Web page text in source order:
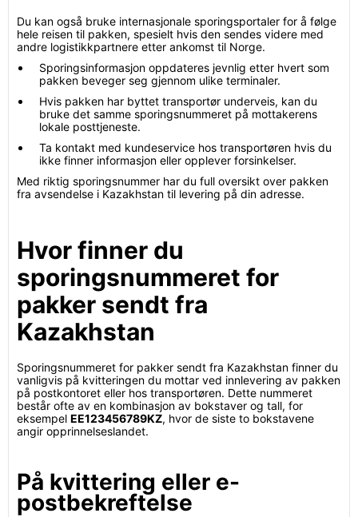
Du kan også bruke internasjonale sporingsportaler for å følge
hele reisen til pakken, spesielt hvis den sendes videre med
andre logistikkpartnere etter ankomst til Norge.
Sporingsinformasjon oppdateres jevnlig etter hvert som
pakken beveger seg gjennom ulike terminaler.
Hvis pakken har byttet transportør underveis, kan du
bruke det samme sporingsnummeret på mottakerens
lokale posttjeneste.
Ta kontakt med kundeservice hos transportøren hvis du
ikke finner informasjon eller opplever forsinkelser.
Med riktig sporingsnummer har du full oversikt over pakken
fra avsendelse i Kazakhstan til levering på din adresse.
Hvor finner du
sporingsnummeret for
pakker sendt fra
Kazakhstan
Sporingsnummeret for pakker sendt fra Kazakhstan finner du
vanligvis på kvitteringen du mottar ved innlevering av pakken
på postkontoret eller hos transportøren. Dette nummeret
består ofte av en kombinasjon av bokstaver og tall, for
eksempel EE123456789KZ, hvor de siste to bokstavene
angir opprinnelseslandet.
På kvittering eller e-
postbekreftelse